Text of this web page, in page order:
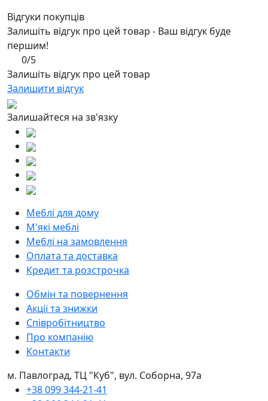
Відгуки покупців
Залишіть відгук про цей товар - Ваш відгук буде
першим!
0/5
Залишіть відгук про цей товар
Залишити відгук
Залишайтеся на зв'язку
Меблі для дому
М'які меблі
Меблі на замовлення
Оплата та доставка
Кредит та розстрочка
Обмін та повернення
Акції та знижки
Співробітництво
Про компанію
Контакти
м. Павлоград, ТЦ "Куб", вул. Соборна, 97а
+38 099 344-21-41